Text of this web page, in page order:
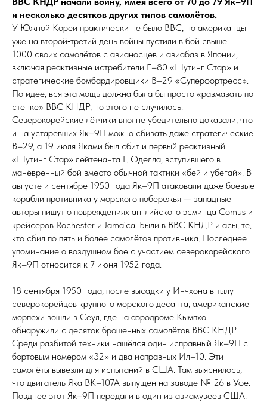
и несколько десятков других типов самолётов.
У Южной Кореи практически не было ВВС, но американцы
уже на второй‑третий день войны пустили в бой свыше
1000 сво­их самолётов с авианосцев и авиабаз в Японии,
включая реактивные истребители F–80 «Шутинг Стар» и
стратегические бомбардировщики В–29 «Супер­форт­ресс».
По идее, вся эта мощь должна была бы просто «размазать по
стенке» ВВС КНДР, но этого не случилось.
Северокорейские лётчики вполне убедительно доказали, что
и на устаревших Як–9П можно сбивать даже стратегические
В–29, а 19 июля Яками был сбит и первый реактивный
«Шутинг Стар» лейтенанта Г. Оделла, вступившего в
манёвренный бой вместо обычной тактики «бей и убегай». В
августе и сентябре 1950 го­да Як–9П атаковали даже боевые
корабли противника у морского по­бе­режья — западные
авторы пишут о повреждениях английского эсминца Comus и
крейсеров Rochester и Jamaica. Были в ВВС КНДР и асы, те,
кто сбил по пять и более самолётов противника. Последнее
упоминание о воздушном бое с участием северокорейского
Як–9П относится к 7 июня 1952 года.
18 сентября 1950 го­да, после высадки у Инчхона в тылу
северокорейцев крупного морского десанта, американские
морпехи вошли в Сеул, где на аэродроме Кымпхо
обнаружили с десяток брошенных самолётов ВВС КНДР.
Среди разбитой техники нашёлся один исправный Як–9П с
бортовым номером «32» и два исправных Ил–10. Эти
самолёты вывезли для испытаний в США. Там выяснилось,
что двигатель Яка ВК–107А выпущен на заводе № 26 в Уфе.
Позднее этот Як–9П передали в один из авиамузеев США.